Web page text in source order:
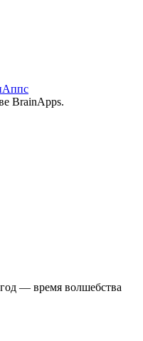
BrainApps.
— время волшебства